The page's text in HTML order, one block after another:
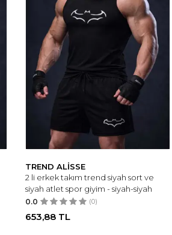
TREND ALİSSE
2 li erkek takım trend siyah sort ve
siyah atlet spor giyim - siyah-siyah
0.0 (0)
653,88 TL